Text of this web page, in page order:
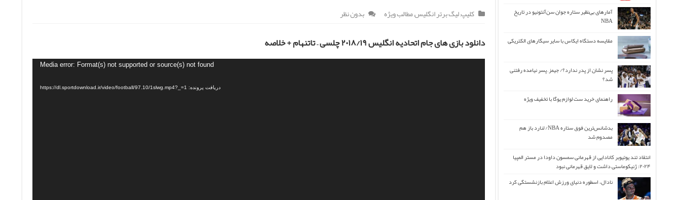
کلیپ,لیگ برتر انگلیس,مطالب ویژه بدون نظر
دانلود بازی های جام اتحادیه انگلیس ۲۰۱۸/۱۹ چلسی – تاتنهام + خلاصه
Media error: Format(s) not supported or source(s) not found
دریافت پرونده: https://dl.sportdownload.ir/video/football/97.10/1slwg.mp4?_=1
آمارهای بی‌نظیر ستاره جوان سن‌آنتونیو در تاریخ
NBA
مقایسه دستگاه ایکاس با سایر سیگارهای الکتریکی
پسر نشان از پدر ندارد؟/ جیمز ِ پسر نیامده رفتنی
شد؟
راهنمای خرید ست لوازم یوگا با تخفیف ویژه
بدشانس‌ترین فوق ستاره NBA/ لنارد باز هم
مصدوم شد
انتقاد تند یوتیوبر کانادایی از قهرمانی سمسون داودا در مستر المپیا
۲۰۲۴: ژنیکوماستی داشت و لایق قهرمانی نبود
نادال، اسطوره دنیای ورزش اعلام بازنشستگی کرد